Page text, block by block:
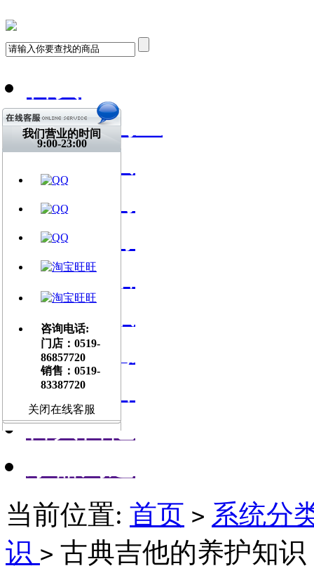
飞琴行淘宝
天猫购买
找到我们
关注微博
视频网站
文章资讯
门店信息
交流平台
古典吉他
当前位置: 首页 > 系统分
识 > 古典吉他的养护知识
我们营业的时间
9:00-23:00
咨询电话:
门店：0519-
86857720
销售：0519-
83387720
关闭在线客服